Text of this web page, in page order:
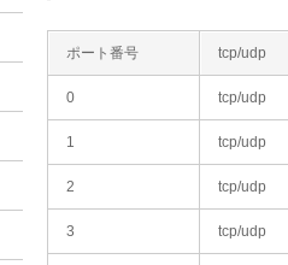
ポート番号 tcp/udp
0 tcp/udp
1 tcp/udp
2 tcp/udp
3 tcp/udp